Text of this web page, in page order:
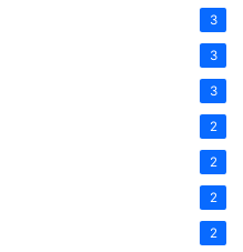
3
3
3
2
2
2
2